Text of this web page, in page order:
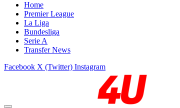
Home
Premier League
La Liga
Bundesliga
Serie A
Transfer News
Facebook X (Twitter) Instagram